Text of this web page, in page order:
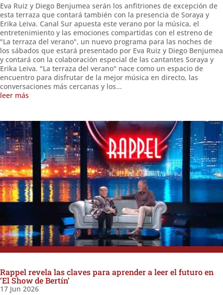
Eva Ruiz y Diego Benjumea serán los anfitriones de excepción de
esta terraza que contará también con la presencia de Soraya y
Erika Leiva. Canal Sur apuesta este verano por la música, el
entretenimiento y las emociones compartidas con el estreno de
"La terraza del verano", un nuevo programa para las noches de
los sábados que estará presentado por Eva Ruiz y Diego Benjumea
y contará con la colaboración especial de las cantantes Soraya y
Erika Leiva. "La terraza del verano" nace como un espacio de
encuentro para disfrutar de la mejor música en directo, las
conversaciones más cercanas y los...
leer más
Rappel revela las claves para aprender a leer el futuro en
‘El Show de Bertín’
17 Jun 2026